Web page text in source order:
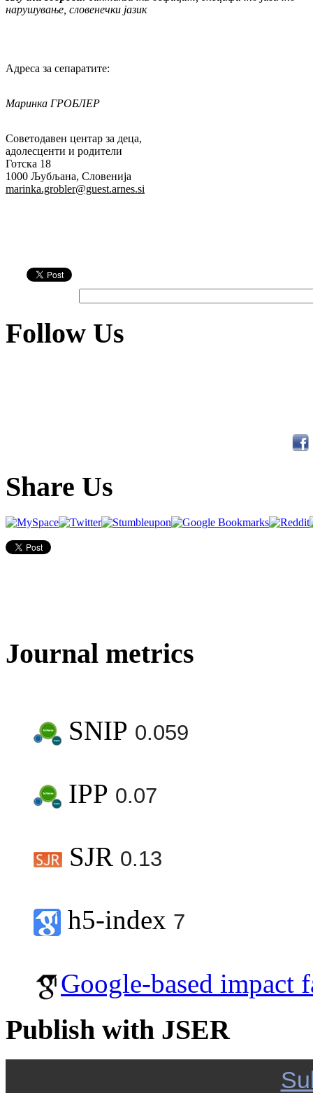
нарушување, словенечки јазик
Адреса за сепаратите:
Маринка ГРОБЛЕР
Советодавен центар за деца,
адолесценти и родители
Готска 18
1000 Љубљана, Словенија
marinka.grobler@guest.arnes.si
Follow Us
Share Us
Journal metrics
SNIP 0.059
IPP 0.07
SJR 0.13
h5-index 7
Google-based impact
Publish with JSER